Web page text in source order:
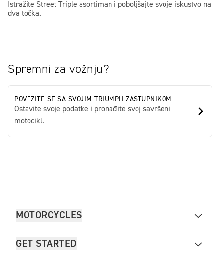
Istražite Street Triple asortiman i poboljšajte svoje iskustvo na
dva točka.
Spremni za vožnju?
POVEŽITE SE SA SVOJIM TRIUMPH ZASTUPNIKOM
Ostavite svoje podatke i pronađite svoj savršeni
motocikl.
MOTORCYCLES
GET STARTED